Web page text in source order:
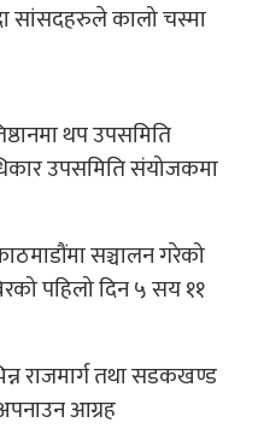
सांसदहरुले कालो चस्मा
थप उपसमिति
उपसमिति संयोजकमा
सञ्चालन गरेको
पहिलो दिन ५ सय ११
राजमार्ग तथा सडकखण्ड
आग्रह